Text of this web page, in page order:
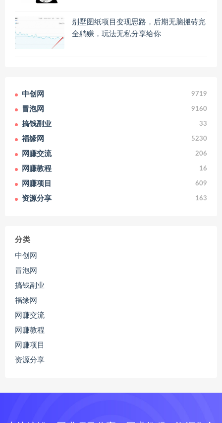
别墅图纸项目变现思路，后期无脑搬砖完
全躺赚，玩法无私分享给你
中创网 9719
冒泡网 9160
搞钱副业 33
福缘网 5230
网赚交流 206
网赚教程 16
网赚项目 609
资源分享 163
分类
中创网
冒泡网
搞钱副业
福缘网
网赚交流
网赚教程
网赚项目
资源分享